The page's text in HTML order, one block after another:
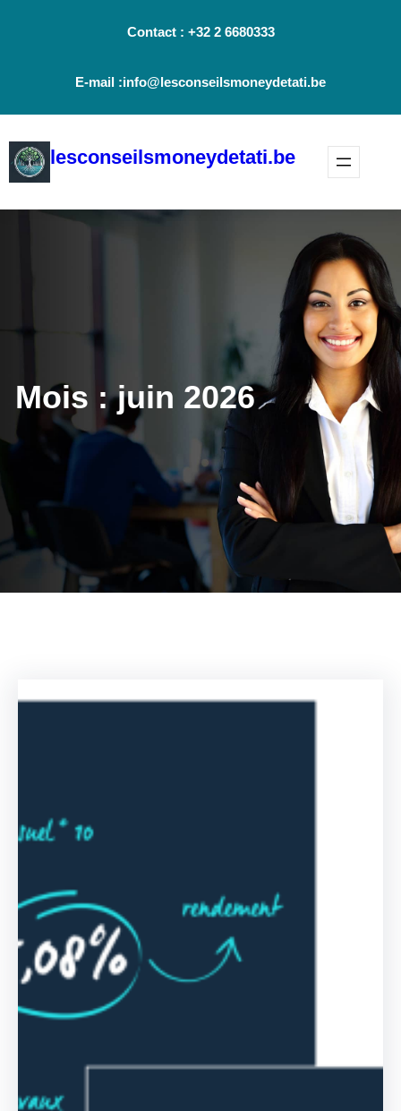
Contact : +32 2 6680333
E-mail :info@lesconseilsmoneydetati.be
lesconseilsmoneydetati.be
Mois :juin 2026